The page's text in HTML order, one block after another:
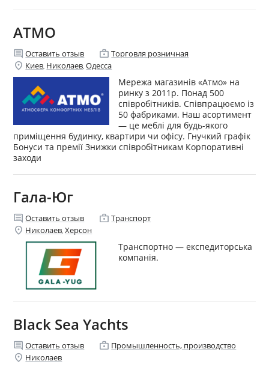
АТМО
comment Оставить отзыв enterprise Торговля розничная
location_on Киев Николаев ,Одесса
Мережа магазинів «Атмо» на
ринку з 2011р. Понад 500
співробітників. Співпрацюємо із
50 фабриками. Наш асортимент
— це меблі для будь-якого
приміщення будинку, квартири чи офісу. Гнучкий графік
Бонуси та премії Знижки співробітникам Корпоративні
заходи
Гала-Юг
comment Оставить отзыв enterprise Транспорт
location_on Николаев,Херсон
Транспортно — експедиторська
компанія.
Black Sea Yachts
comment Оставить отзыв enterprise Промышленность, производство
location_on Николаев